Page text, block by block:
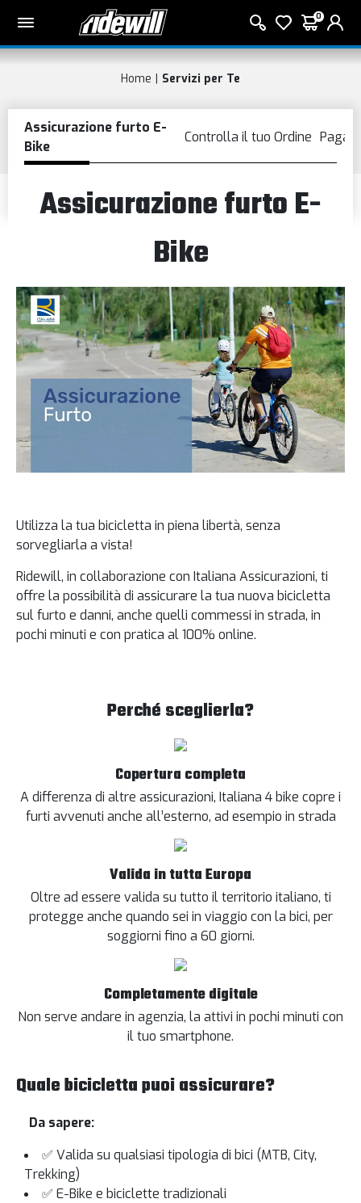
0
Home Servizi per Te
Assicurazione furto E-
Bike
Utilizza la tua bicicletta in piena libertà, senza
sorvegliarla a vista!
Ridewill, in collaborazione con Italiana Assicurazioni, ti
offre la possibilità di assicurare la tua nuova bicicletta
sul furto e danni, anche quelli commessi in strada, in
pochi minuti e con pratica al 100% online.
Perché sceglierla?
Copertura completa
A differenza di altre assicurazioni, Italiana 4 bike copre i
furti avvenuti anche all’esterno, ad esempio in strada
Valida in tutta Europa
Oltre ad essere valida su tutto il territorio italiano, ti
protegge anche quando sei in viaggio con la bici, per
soggiorni fino a 60 giorni.
Completamente digitale
Non serve andare in agenzia, la attivi in pochi minuti con
il tuo smartphone.
Quale bicicletta puoi assicurare?
Da sapere:
✅ Valida su qualsiasi tipologia di bici (MTB, City,
Trekking)
✅ E-Bike e biciclette tradizionali